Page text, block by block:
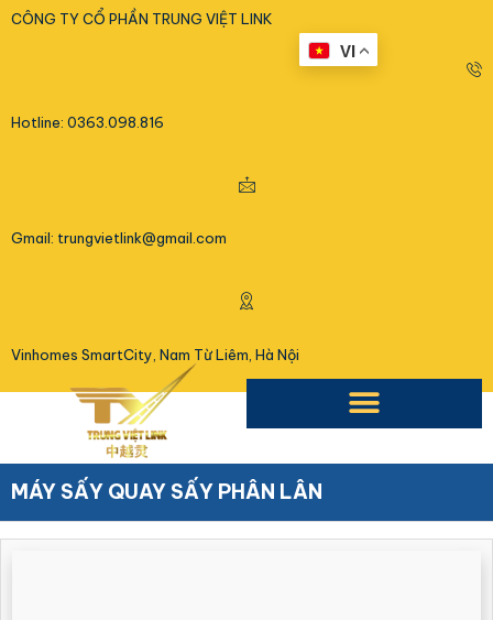
CÔNG TY CỔ PHẦN TRUNG VIỆT LINK
Hotline: 0363.098.816
Gmail: trungvietlink@gmail.com
Vinhomes SmartCity, Nam Từ Liêm, Hà Nội
MÁY SẤY QUAY SẤY PHÂN LÂN
VI